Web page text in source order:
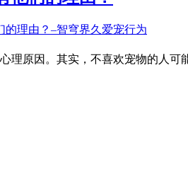
理原因。其实，不喜欢宠物的人